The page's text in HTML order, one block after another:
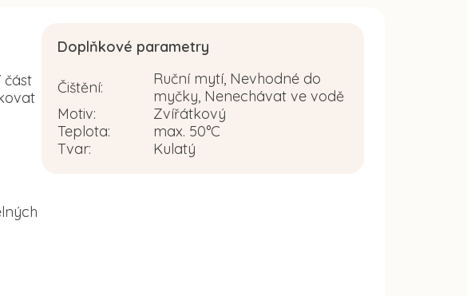
část
Doplňkové parametry
Čištění:
Ruční mytí, Nevhodné do
myčky, Nenechávat ve vodě
Motiv:
Zvířátkový
Teplota:
max. 50°C
Tvar: Kulatý